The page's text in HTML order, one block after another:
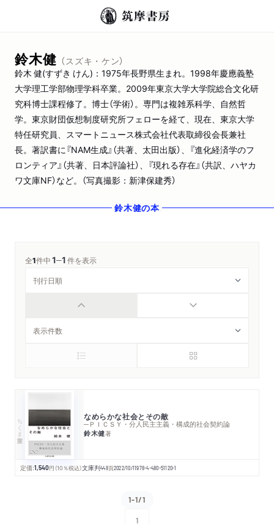
鈴木健 （スズキ・ケン）
鈴木 健(すずき けん)：1975年長野県生まれ。1998年慶應義塾
大学理工学部物理学科卒業。2009年東京大学大学院総合文化研
究科博士課程修了。博士（学術）。専門は複雑系科学、自然哲
学。東京財団仮想制度研究所フェローを経て、現在、東京大学
特任研究員、スマートニュース株式会社代表取締役会長兼社
長。著訳書に『NAM生成』（共著、太田出版）、『進化経済学のフ
ロンティア』（共著、日本評論社）、『現れる存在』（共訳、ハヤカ
ワ文庫NF）など。（写真撮影：新津保建秀）
鈴木健の本
全1件中1─1件を表示
ちくま学芸文庫 なめらかな社会とその敵
─ＰＩＣＳＹ・分人民主主義・構成的社会契約論
鈴木健著
定価:1,540円 （10％税込）文庫判448頁2022/10/11978-4-480-51120-1
1-1/1
1